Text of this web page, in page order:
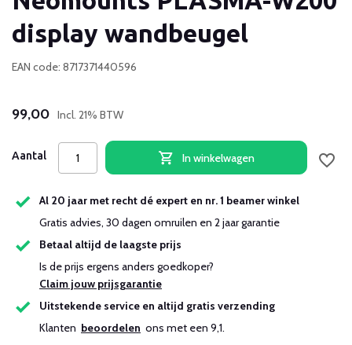
display wandbeugel
EAN code: 8717371440596
99,00 Incl. 21% BTW
Aantal In winkelwagen
Al 20 jaar met recht dé expert en nr. 1 beamer winkel
Gratis advies, 30 dagen omruilen en 2 jaar garantie
Betaal altijd de laagste prijs
Is de prijs ergens anders goedkoper?
Claim jouw prijsgarantie
Uitstekende service en altijd gratis verzending
Klanten beoordelen ons met een 9,1.